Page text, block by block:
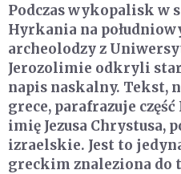
Podczas wykopalisk w
Hyrkania na
archeolodzy z
Jerozolimie odkryli
napis naskalny. Tekst,
grece, parafrazuje
imię Jezusa Chrystusa,
izraelskie. Jest to
greckim znaleziona do